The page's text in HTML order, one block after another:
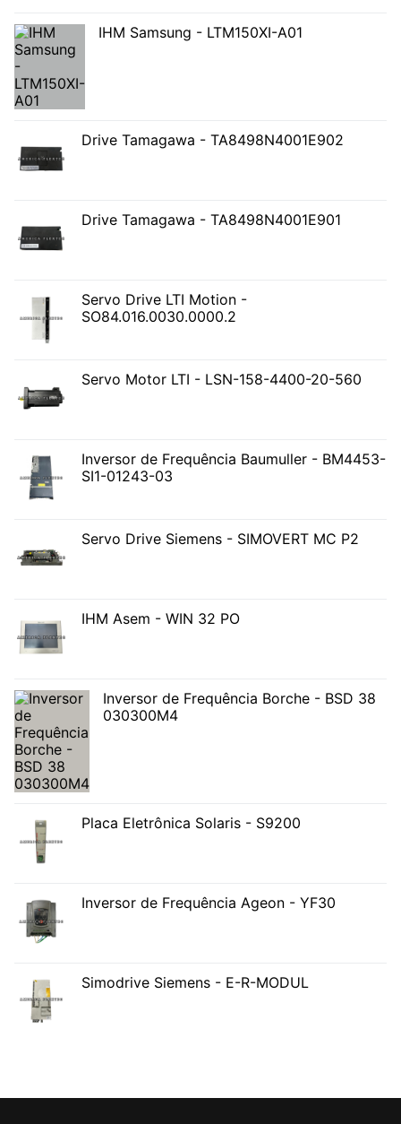
IHM Samsung - LTM150XI-A01
Drive Tamagawa - TA8498N4001E902
Drive Tamagawa - TA8498N4001E901
Servo Drive LTI Motion -
SO84.016.0030.0000.2
Servo Motor LTI - LSN-158-4400-20-560
Inversor de Frequência Baumuller - BM4453-
SI1-01243-03
Servo Drive Siemens - SIMOVERT MC P2
IHM Asem - WIN 32 PO
Inversor de Frequência Borche - BSD 38
030300M4
Placa Eletrônica Solaris - S9200
Inversor de Frequência Ageon - YF30
Simodrive Siemens - E-R-MODUL